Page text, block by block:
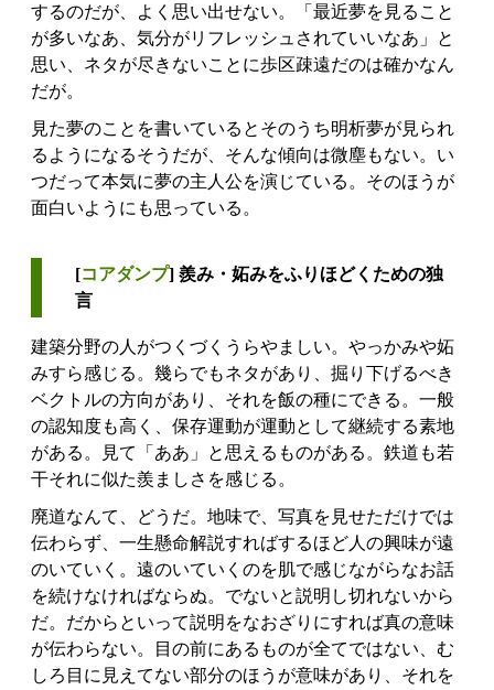
するのだが、よく思い出せない。「最近夢を見ること
が多いなあ、気分がリフレッシュされていいなあ」と
思い、ネタが尽きないことに歩区疎遠だのは確かなん
だが。
見た夢のことを書いているとそのうち明析夢が見られ
るようになるそうだが、そんな傾向は微塵もない。い
つだって本気に夢の主人公を演じている。そのほうが
面白いようにも思っている。
[コアダンプ] 羨み・妬みをふりほどくための独
言
建築分野の人がつくづくうらやましい。やっかみや妬
みすら感じる。幾らでもネタがあり、掘り下げるべき
ベクトルの方向があり、それを飯の種にできる。一般
の認知度も高く、保存運動が運動として継続する素地
がある。見て「ああ」と思えるものがある。鉄道も若
干それに似た羨ましさを感じる。
廃道なんて、どうだ。地味で、写真を見せただけでは
伝わらず、一生懸命解説すればするほど人の興味が遠
のいていく。遠のいていくのを肌で感じながらなお話
を続けなければならぬ。でないと説明し切れないから
だ。だからといって説明をなおざりにすれば真の意味
が伝わらない。目の前にあるものが全てではない、む
しろ目に見えてない部分のほうが意味があり、それを